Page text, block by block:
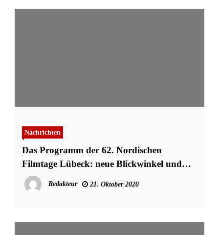
Nachrichten
Das Programm der 62. Nordischen
Filmtage Lübeck: neue Blickwinkel und
bewegende Themen
Redakteur 21. Oktober 2020